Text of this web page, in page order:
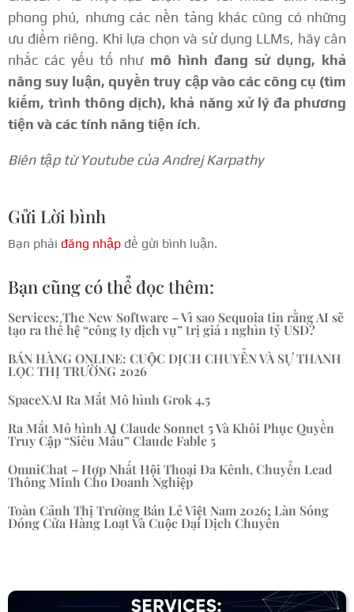
phong phú, nhưng các nền tảng khác cũng có những
ưu điểm riêng. Khi lựa chọn và sử dụng LLMs, hãy cân
nhắc các yếu tố như mô hình đang sử dụng, khả
năng suy luận, quyền truy cập vào các công cụ (tìm
kiếm, trình thông dịch), khả năng xử lý đa phương
tiện và các tính năng tiện ích.
Biên tập từ Youtube của Andrej Karpathy
Gửi Lời bình
Bạn phải đăng nhập để gửi bình luận.
Bạn cũng có thể đọc thêm:
Services: The New Software – Vì sao Sequoia tin rằng AI sẽ
tạo ra thế hệ “công ty dịch vụ” trị giá 1 nghìn tỷ USD?
BÁN HÀNG ONLINE: CUỘC DỊCH CHUYỂN VÀ SỰ THANH
LỌC THỊ TRƯỜNG 2026
SpaceXAI Ra Mắt Mô hình Grok 4.5
Ra Mắt Mô hình AI Claude Sonnet 5 Và Khôi Phục Quyền
Truy Cập “Siêu Mẫu” Claude Fable 5
OmniChat – Hợp Nhất Hội Thoại Đa Kênh, Chuyển Lead
Thông Minh Cho Doanh Nghiệp
Toàn Cảnh Thị Trường Bán Lẻ Việt Nam 2026: Làn Sóng
Đóng Cửa Hàng Loạt Và Cuộc Đại Dịch Chuyển